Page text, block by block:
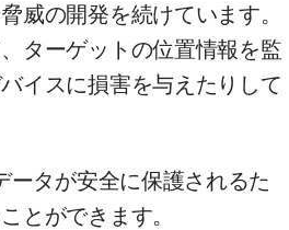
威の開発を続けています。
ターゲットの位置情報を監
イスに損害を与えたりして
ータが安全に保護されるた
とができます。